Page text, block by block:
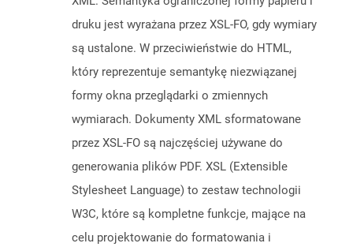
druku jest wyrażana przez XSL-FO, gdy wymiary
są ustalone. W przeciwieństwie do HTML,
który reprezentuje semantykę niezwiązanej
formy okna przeglądarki o zmiennych
wymiarach. Dokumenty XML sformatowane
przez XSL-FO są najczęściej używane do
generowania plików PDF. XSL (Extensible
Stylesheet Language) to zestaw technologii
W3C, które są kompletne funkcje, mające na
celu projektowanie do formatowania i